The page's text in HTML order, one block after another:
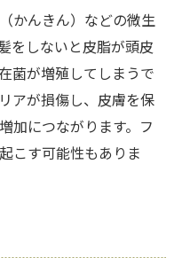
かんきん）などの微生
をしないと皮脂が頭皮
菌が増殖してしまうで
アが損傷し、皮膚を保
加につながります。フ
こす可能性もありま